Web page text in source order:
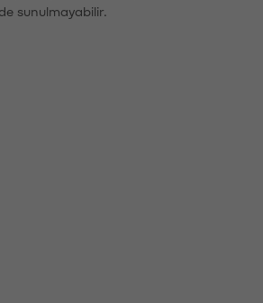
sunulmayabilir.